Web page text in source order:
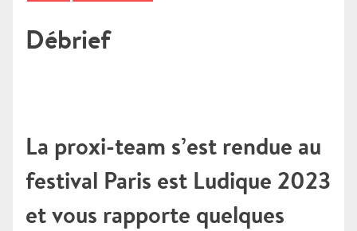
Débrief
La proxi-team s’est rendue au
festival Paris est Ludique 2023
et vous rapporte quelques